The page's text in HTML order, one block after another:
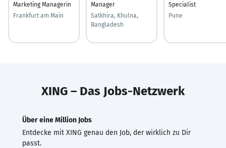
Marketing Managerin
Frankfurt am Main
Manager
Satkhira, Khulna,
Bangladesh
Specialist
Pune
XING – Das Jobs-Netzwerk
Über eine Million Jobs
Entdecke mit XING genau den Job, der wirklich zu Dir
passt.